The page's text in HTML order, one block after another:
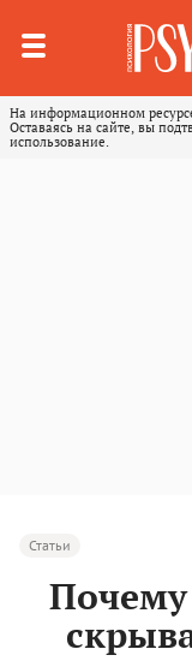
На информационном
Оставаясь на сайте, вы
использование.
Статьи